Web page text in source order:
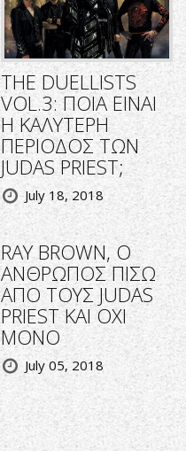
THE DUELLISTS
VOL.3: ΠΟΙΑ ΕΙΝΑΙ
Η ΚΑΛΥΤΕΡΗ
ΠΕΡΙΟΔΟΣ ΤΩΝ
JUDAS PRIEST;
July 18, 2018
RΑΥ BROWN, O
ΑΝΘΡΩΠΟΣ ΠΙΣΩ
ΑΠΟ ΤΟΥΣ JUDAS
PRIEST KAI OXI
MONO
July 05, 2018